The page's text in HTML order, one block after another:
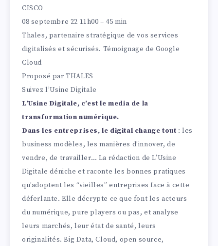
CISCO
08 septembre 22 11h00 – 45 min
Thales, partenaire stratégique de vos services
digitalisés et sécurisés. Témoignage de Google
Cloud
Proposé parTHALES
Suivez l’Usine Digitale
L’Usine Digitale, c’est le media de la
transformation numérique.
Dans les entreprises, le digital change tout : les
business modèles, les manières d’innover, de
vendre, de travailler… La rédaction de L’Usine
Digitale déniche et raconte les bonnes pratiques
qu’adoptent les “vieilles” entreprises face à cette
déferlante. Elle décrypte ce que font les acteurs
du numérique, pure players ou pas, et analyse
leurs marchés, leur état de santé, leurs
originalités. Big Data, Cloud, open source,